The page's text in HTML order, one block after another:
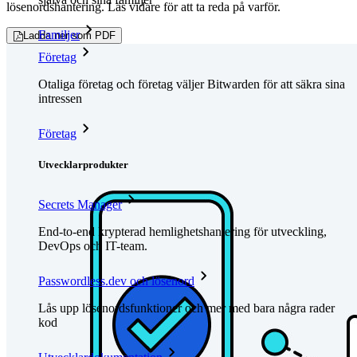
Familjer
Företag
Otaliga företag och företag väljer Bitwarden för att säkra sina
intressen
Företag
Utvecklarprodukter
Secrets Manager
End-to-end krypterad hemlighetshantering för utveckling,
DevOps och IT-team.
Passwordless.dev och lösenord
Lås upp lösenordsfunktioner och mer med bara några rader
kod
lösenordshantering. Läs vidare för att ta reda på varför.
Ladda ner som PDF